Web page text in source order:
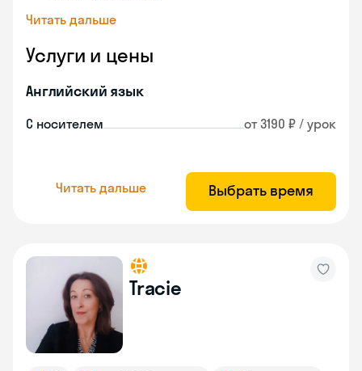
Читать дальше
Услуги и цены
Английский язык
С носителем от 3190 ₽ / урок
Читать дальше Выбрать время
Tracie